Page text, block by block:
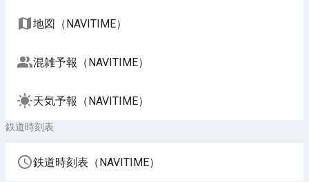
地図（NAVITIME）
混雑予報（NAVITIME）
天気予報（NAVITIME）
鉄道時刻表
鉄道時刻表（NAVITIME）